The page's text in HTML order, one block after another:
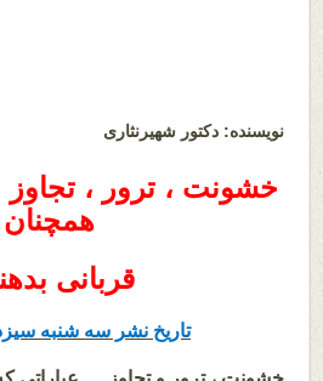
نویسنده: دکتور شهیرنثاری
خشونت ، ترور ، تجاوز .
همچنان
قربانی
تاریخ نشر سه شنبه